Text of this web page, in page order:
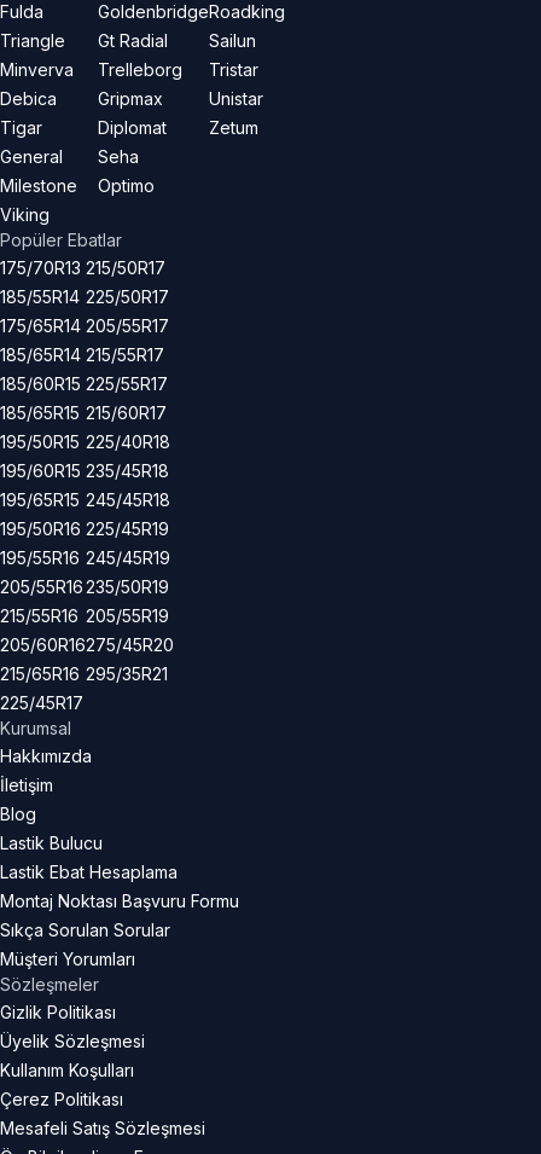
Fulda
Triangle
Minverva
Debica
Tigar
General
Milestone
Viking
Goldenbridge
Gt Radial
Trelleborg
Gripmax
Diplomat
Seha
Optimo
Roadking
Sailun
Tristar
Unistar
Zetum
Popüler Ebatlar
175/70R13
185/55R14
175/65R14
185/65R14
185/60R15
185/65R15
195/50R15
195/60R15
195/65R15
195/50R16
195/55R16
205/55R16
215/55R16
205/60R16
215/65R16
225/45R17
215/50R17
225/50R17
205/55R17
215/55R17
225/55R17
215/60R17
225/40R18
235/45R18
245/45R18
225/45R19
245/45R19
235/50R19
205/55R19
275/45R20
295/35R21
Kurumsal
Hakkımızda
İletişim
Blog
Lastik Bulucu
Lastik Ebat Hesaplama
Montaj Noktası Başvuru Formu
Sıkça Sorulan Sorular
Müşteri Yorumları
Sözleşmeler
Gizlik Politikası
Üyelik Sözleşmesi
Kullanım Koşulları
Çerez Politikası
Mesafeli Satış Sözleşmesi